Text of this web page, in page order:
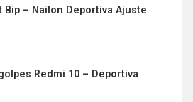
– Nailon Deportiva Ajuste
Redmi 10 – Deportiva